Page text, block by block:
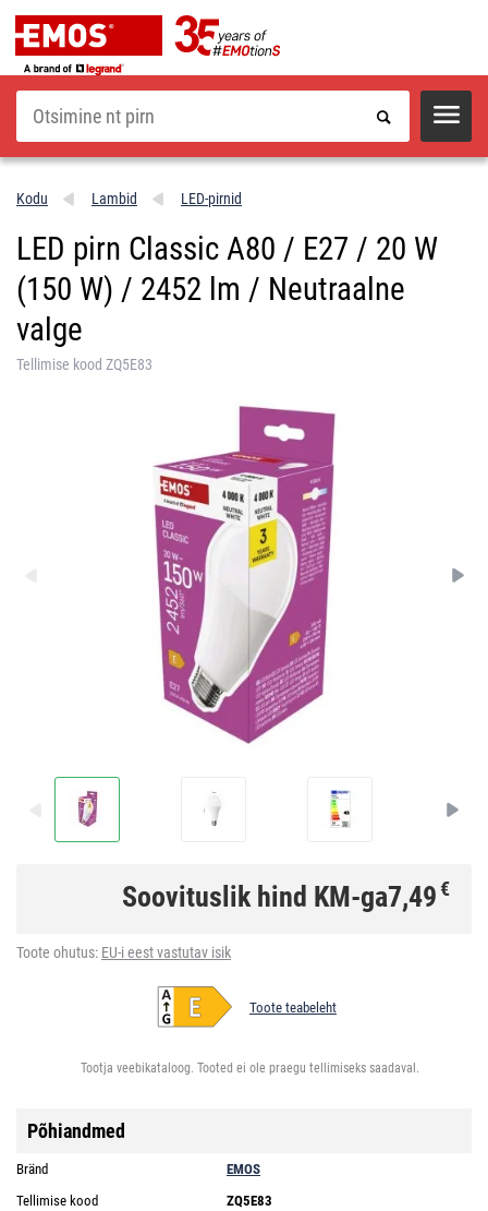
Otsi
Kodu Lambid LED-pirnid
LED pirn Classic A80 / E27 / 20 W
(150 W) / 2452 lm / Neutraalne
valge
Tellimise kood ZQ5E83
Soovituslik hind KM-ga7,49€
Toote ohutus: EU-i eest vastutav isik
Toote teabeleht
Tootja veebikataloog. Tooted ei ole praegu tellimiseks saadaval.
Põhiandmed
Bränd
EMOS
Tellimise kood
ZQ5E83